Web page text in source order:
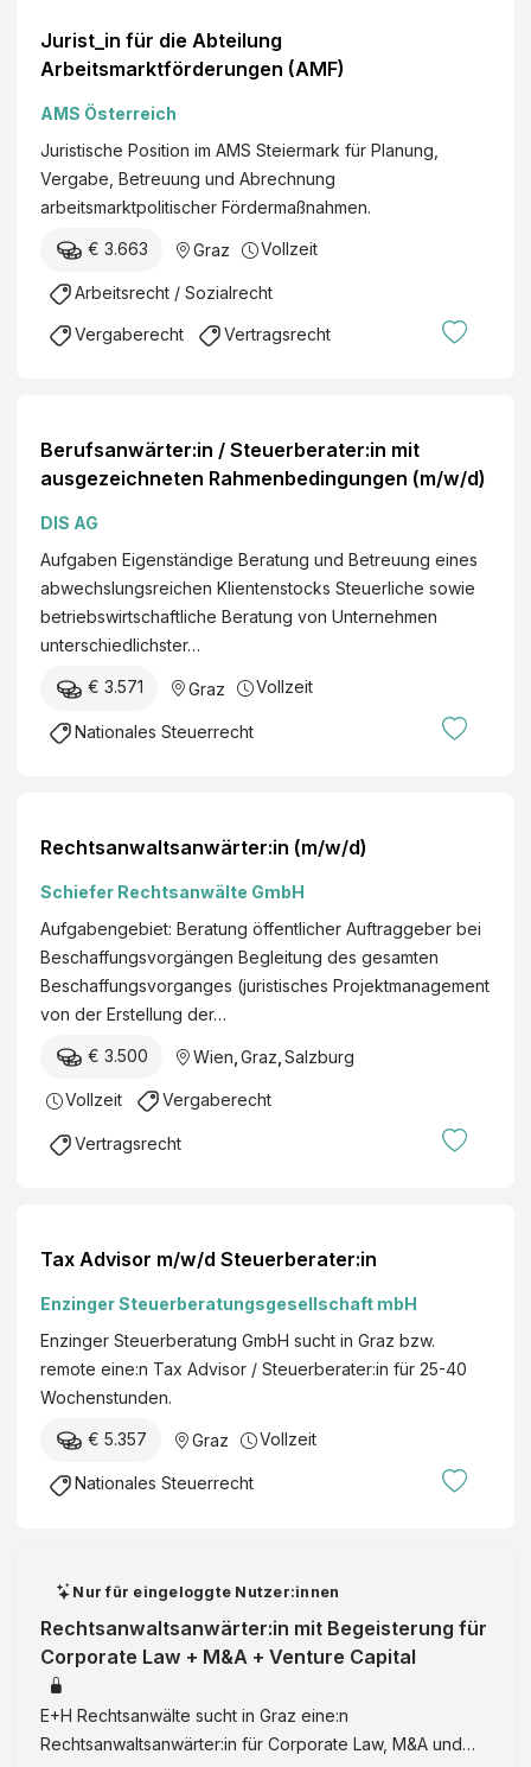
Jurist_in für die Abteilung
Arbeitsmarktförderungen (AMF)
AMS Österreich
Juristische Position im AMS Steiermark für Planung,
Vergabe, Betreuung und Abrechnung
arbeitsmarktpolitischer Fördermaßnahmen.
€ 3.663 Graz Vollzeit
Arbeitsrecht / Sozialrecht
Vergaberecht Vertragsrecht
Berufsanwärter:in / Steuerberater:in mit
ausgezeichneten Rahmenbedingungen (m/w/d)
DIS AG
Aufgaben Eigenständige Beratung und Betreuung eines
abwechslungsreichen Klientenstocks Steuerliche sowie
betriebswirtschaftliche Beratung von Unternehmen
unterschiedlichster…
€ 3.571 Graz Vollzeit
Nationales Steuerrecht
Rechtsanwaltsanwärter:in (m/w/d)
Schiefer Rechtsanwälte GmbH
Aufgabengebiet: Beratung öffentlicher Auftraggeber bei
Beschaffungsvorgängen Begleitung des gesamten
Beschaffungsvorganges (juristisches Projektmanagement
von der Erstellung der…
€ 3.500 Wien Graz Salzburg
Vollzeit Vergaberecht
Vertragsrecht
Tax Advisor m/w/d Steuerberater:in
Enzinger Steuerberatungsgesellschaft mbH
Enzinger Steuerberatung GmbH sucht in Graz bzw.
remote eine:n Tax Advisor / Steuerberater:in für 25-40
Wochenstunden.
€ 5.357 Graz Vollzeit
Nationales Steuerrecht
Nur für eingeloggte Nutzer:innen
Rechtsanwaltsanwärter:in mit Begeisterung für
Corporate Law + M&A + Venture Capital
E+H Rechtsanwälte sucht in Graz eine:n
Rechtsanwaltsanwärter:in für Corporate Law, M&A und